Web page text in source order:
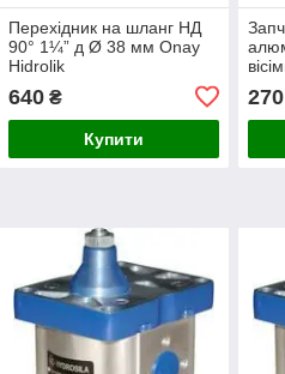
Перехідник на шланг НД
90° 1¼” д Ø 38 мм Onay
Hidrolik
640₴
Купити
270